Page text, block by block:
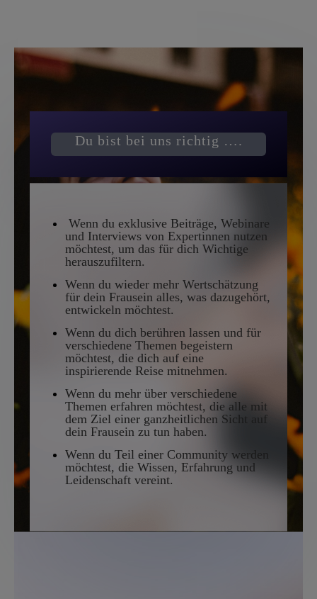
Du bist bei uns richtig ….
Wenn du exklusive Beiträge, Webinare
und Interviews von Expertinnen nutzen
möchtest, um das für dich Wichtige
herauszufiltern.
Wenn du wieder mehr Wertschätzung
für dein Frausein alles, was dazugehört,
entwickeln möchtest.
Wenn du dich berühren lassen und für
verschiedene Themen begeistern
möchtest, die dich auf eine
inspirierende Reise mitnehmen.
Wenn du mehr über verschiedene
Themen erfahren möchtest, die alle mit
dem Ziel einer ganzheitlichen Sicht auf
dein Frausein zu tun haben.
Wenn du Teil einer Community werden
möchtest, die Wissen, Erfahrung und
Leidenschaft vereint.